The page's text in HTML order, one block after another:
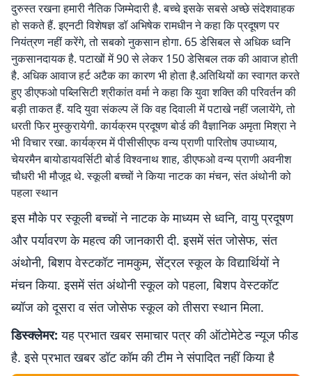
दुरुस्त रखना हमारी नैतिक जिम्मेदारी है. बच्चे इसके सबसे अच्छे संदेशवाहक
हो सकते हैं. इएनटी विशेषज्ञ डॉ अभिषेक रामधीन ने कहा कि प्रदूषण पर
नियंत्रण नहीं करेंगे, तो सबको नुकसान होगा. 65 डेसिबल से अधिक ध्वनि
नुकसानदायक है. पटाखों में 90 से लेकर 150 डेसिबल तक की आवाज होती
है. अधिक आवाज हर्ट अटैक का कारण भी होता है.अतिथियों का स्वागत करते
हुए डीएफओ पब्लिसिटी श्रीकांत वर्मा ने कहा कि युवा शक्ति की परिवर्तन की
बड़ी ताकत हैं. यदि युवा संकल्प लें कि वह दिवाली में पटाखे नहीं जलायेंगे, तो
धरती फिर मुस्कुरायेगी. कार्यक्रम प्रदूषण बोर्ड की वैज्ञानिक अमृता मिश्रा ने
भी विचार रखा. कार्यक्रम में पीसीसीएफ वन्य प्राणी पारितोष उपाध्याय,
चेयरमैन बायोडायवर्सिटी बोर्ड विश्वनाथ शाह, डीएफओ वन्य प्राणी अवनीश
चौधरी भी मौजूद थे. स्कूली बच्चों ने किया नाटक का मंचन, संत अंथोनी को
पहला स्थान
इस मौके पर स्कूली बच्चों ने नाटक के माध्यम से ध्वनि, वायु प्रदूषण
और पर्यावरण के महत्व की जानकारी दी. इसमें संत जोसेफ, संत
अंथोनी, बिशप वेस्टकॉट नामकुम, सेंट्रल स्कूल के विद्यार्थियों ने
मंचन किया. इसमें संत अंथोनी स्कूल को पहला, बिशप वेस्टकॉट
ब्यॉज को दूसरा व संत जोसेफ स्कूल को तीसरा स्थान मिला.
डिस्क्लेमर: यह प्रभात खबर समाचार पत्र की ऑटोमेटेड न्यूज फीड
है. इसे प्रभात खबर डॉट कॉम की टीम ने संपादित नहीं किया है